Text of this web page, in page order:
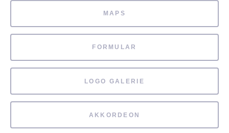
MAPS
FORMULAR
LOGO GALERIE
AKKORDEON